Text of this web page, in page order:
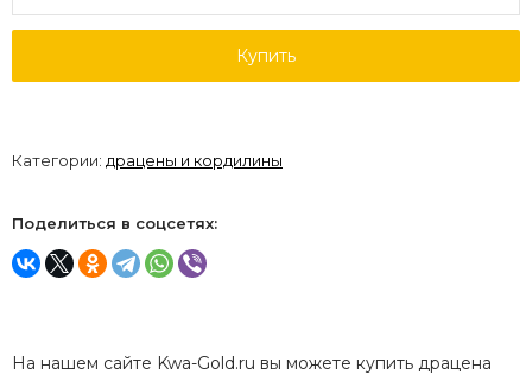
Купить
Категории: драцены и кордилины
Поделиться в соцсетях:
На нашем сайте Kwa-Gold.ru вы можете купить драцена